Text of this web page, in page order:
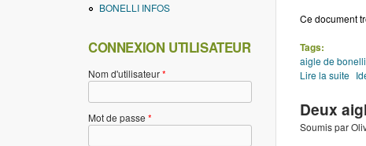
Ce document
Tags:
aigle de bonelli
Lire la suite
Deux
Soumis par
BONELLI INFOS
CONNEXION UTILISATEUR
Nom d'utilisateur*
Mot de passe *